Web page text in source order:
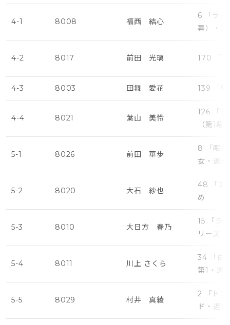
4-1 8008 福西 結心
6 「ライ
幕）・遅
4-2 8017 前田 光璃 170 「
4-3 8003 田舞 愛花 139 「
4-4 8021 葉山 美怜
126 「ド
（第1幕
5-1 8026 前田 華歩
8 「眠れ
女・遅め
5-2 8020 大石 紗也
48 「エ
め
5-3 8010 大日方 春乃
15 「ラ
リーズ・
5-4 8011 川上 さくら
34 「白
第1・遅
5-5 8029 村井 真綾
2 「ドン
ド・遅め